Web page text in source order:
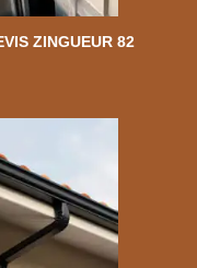
ZINGUEUR 82